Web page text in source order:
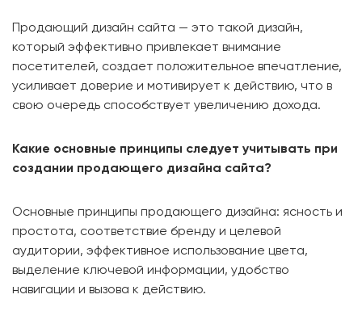
Продающий дизайн сайта — это такой дизайн,
который эффективно привлекает внимание
посетителей, создает положительное впечатление,
усиливает доверие и мотивирует к действию, что в
свою очередь способствует увеличению дохода.
Какие основные принципы следует учитывать при
создании продающего дизайна сайта?
Основные принципы продающего дизайна: ясность и
простота, соответствие бренду и целевой
аудитории, эффективное использование цвета,
выделение ключевой информации, удобство
навигации и вызова к действию.